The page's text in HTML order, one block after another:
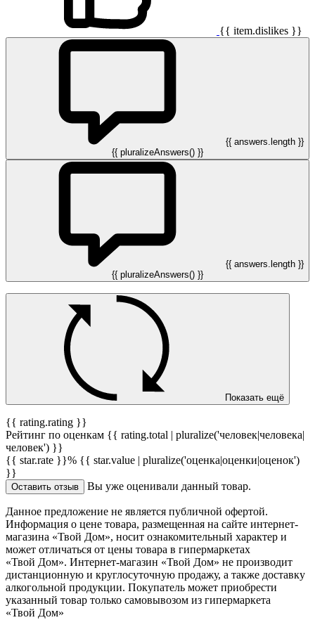
{{ item.dislikes }}
{{ answers.length }}
{{ pluralizeAnswers() }}
{{ answers.length }}
{{ pluralizeAnswers() }}
Показать ещё
{{ rating.rating }}
Рейтинг по оценкам {{ rating.total | pluralize('человек|человека|
человек') }}
{{ star.rate }}% {{ star.value | pluralize('оценка|оценки|оценок')
}}
Оставить отзыв Вы уже оценивали данный товар.
Данное предложение не является публичной офертой.
Информация о цене товара, размещенная на сайте интернет-
магазина «Твой Дом», носит ознакомительный характер и
может отличаться от цены товара в гипермаркетах
«Твой Дом». Интернет-магазин «Твой Дом» не производит
дистанционную и круглосуточную продажу, а также доставку
алкогольной продукции. Покупатель может приобрести
указанный товар только самовывозом из гипермаркета
«Твой Дом»